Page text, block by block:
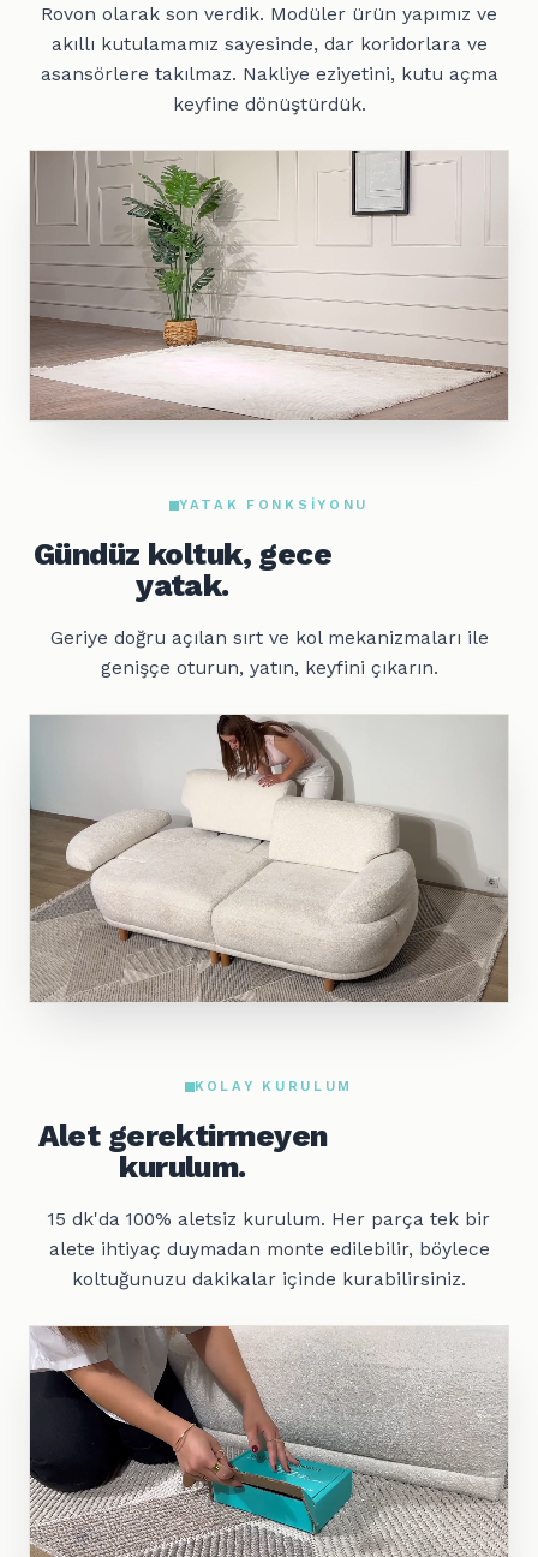
Rovon olarak son verdik. Modüler ürün yapımız ve
akıllı kutulamamız sayesinde, dar koridorlara ve
asansörlere takılmaz. Nakliye eziyetini, kutu açma
keyfine dönüştürdük.
YATAK FONKSIYONU
Gündüz koltuk, gece
yatak.
Geriye doğru açılan sırt ve kol mekanizmaları ile
genişçe oturun, yatın, keyfini çıkarın.
KOLAY KURULUM
Alet gerektirmeyen
kurulum.
15 dk'da 100% aletsiz kurulum. Her parça tek bir
alete ihtiyaç duymadan monte edilebilir, böylece
koltuğunuzu dakikalar içinde kurabilirsiniz.